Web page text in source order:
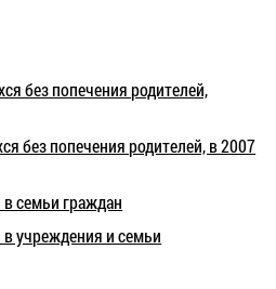
без попечения родителей,
без попечения родителей, в 2007
семьи граждан
учреждения и семьи